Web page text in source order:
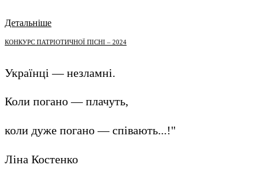
Детальніше
КОНКУРС ПАТРІОТИЧНОЇ ПІСНІ – 2024
Українці — незламні.
Коли погано — плачуть,
коли дуже погано — співають...!"
Ліна Костенко